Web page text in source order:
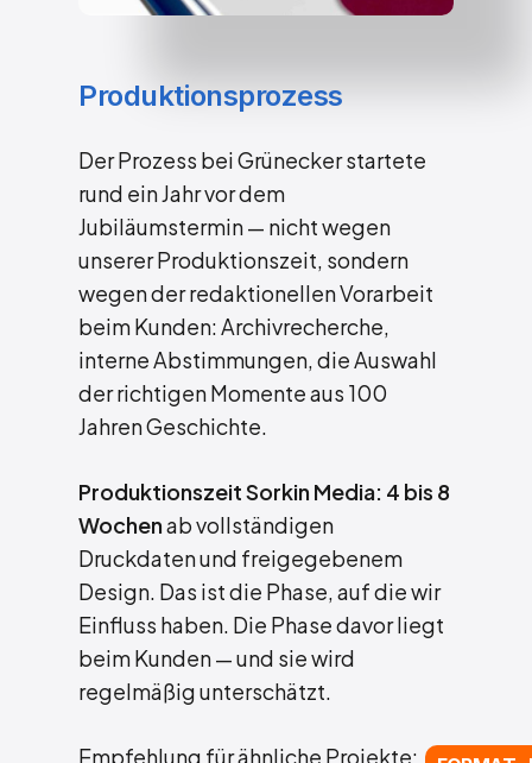
Produktionsprozess
Der Prozess bei Grünecker startete
rund ein Jahr vor dem
Jubiläumstermin — nicht wegen
unserer Produktionszeit, sondern
wegen der redaktionellen Vorarbeit
beim Kunden: Archivrecherche,
interne Abstimmungen, die Auswahl
der richtigen Momente aus 100
Jahren Geschichte.
Produktionszeit Sorkin Media: 4 bis 8
Wochenab vollständigen
Druckdaten und freigegebenem
Design. Das ist die Phase, auf die wir
Einfluss haben. Die Phase davor liegt
beim Kunden — und sie wird
regelmäßig unterschätzt.
Empfehlung für ähnliche Projekte: